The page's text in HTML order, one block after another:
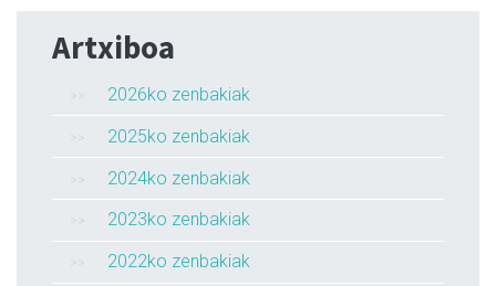
Artxiboa
2026ko zenbakiak
2025ko zenbakiak
2024ko zenbakiak
2023ko zenbakiak
2022ko zenbakiak